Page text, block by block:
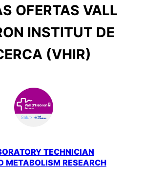
OFERTAS VALL
INSTITUT DE
(VHIR)
TECHNICIAN
METABOLISM RESEARCH